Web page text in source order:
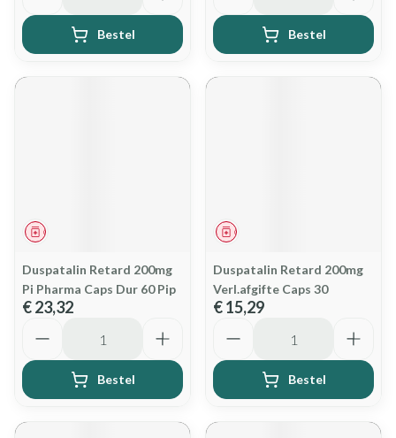
Bestel Bestel
Geneesmiddel
Duspatalin Retard 200mg
Pi Pharma Caps Dur 60 Pip
€ 23,32
Bestel
Geneesmiddel
Duspatalin Retard 200mg
Verl.afgifte Caps 30
€ 15,29
Bestel